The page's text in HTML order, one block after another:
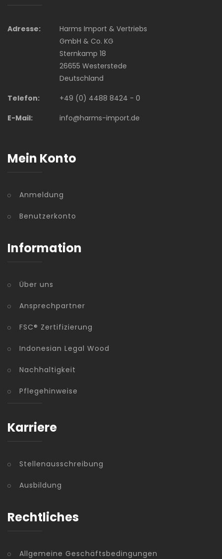
Adresse:
Harms Import & Vertriebs
GmbH & Co. KG
Sternkamp 18
26655 Westerstede
Deutschland
Telefon:
+49 (0) 4488 8424 - 0
E-Mail:
info@harms-import.de
Mein Konto
Anmeldung
Benutzerkonto
Information
Über uns
Ansprechpartner
FSC® Zertifizierung
Indonesian Legal Wood
Nachhaltigkeit
Pflegehinweise
Karriere
Stellenausschreibung
Ausbildung
Rechtliches
Allgemeine Geschäftsbedingungen